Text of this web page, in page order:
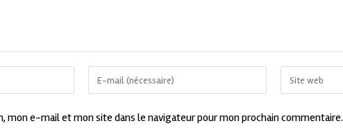
mon e-mail et mon site dans le navigateur pour mon prochain commentaire.